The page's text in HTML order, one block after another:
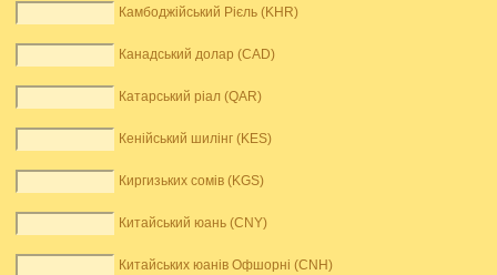
Камбоджійський Рієль (KHR)
Канадський долар (CAD)
Катарський ріал (QAR)
Кенійський шилінг (KES)
Киргизьких сомів (KGS)
Китайський юань (CNY)
Китайських юанів Офшорні (CNH)